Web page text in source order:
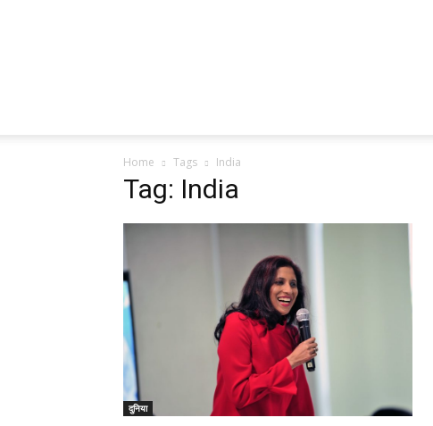
Home Tags India
Tag: India
दुनिया